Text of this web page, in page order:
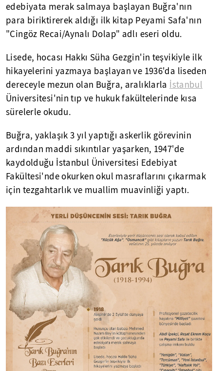
edebiyata merak salmaya başlayan Buğra'nın
para biriktirerek aldığı ilk kitap Peyami Safa'nın
"Cingöz Recai/Aynalı Dolap" adlı eseri oldu.
Lisede, hocası Hakkı Süha Gezgin'in teşvikiyle ilk
hikayelerini yazmaya başlayan ve 1936'da liseden
dereceyle mezun olan Buğra, aralıklarla İstanbul
Üniversitesi'nin tıp ve hukuk fakültelerinde kısa
sürelerle okudu.
Buğra, yaklaşık 3 yıl yaptığı askerlik görevinin
ardından maddi sıkıntılar yaşarken, 1947'de
kaydolduğu İstanbul Üniversitesi Edebiyat
Fakültesi'nde okurken okul masraflarını çıkarmak
için tezgahtarlık ve muallim muavinliği yaptı.